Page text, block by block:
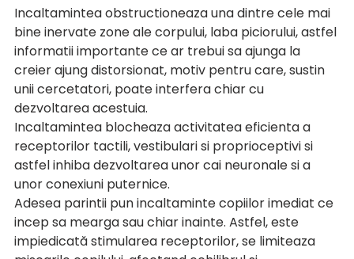
Incaltamintea obstructioneaza una dintre cele mai
bine inervate zone ale corpului, laba piciorului, astfel
informatii importante ce ar trebui sa ajunga la
creier ajung distorsionat, motiv pentru care, sustin
unii cercetatori, poate interfera chiar cu
dezvoltarea acestuia.
Incaltamintea blocheaza activitatea eficienta a
receptorilor tactili, vestibulari si proprioceptivi si
astfel inhiba dezvoltarea unor cai neuronale si a
unor conexiuni puternice.
Adesea parintii pun incaltaminte copiilor imediat ce
incep sa mearga sau chiar inainte. Astfel, este
impiedicată stimularea receptorilor, se limiteaza